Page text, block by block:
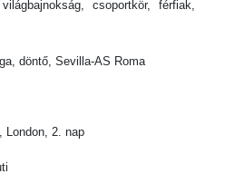
csoportkör, férfiak,
döntő, Sevilla-AS Roma
London, 2. nap